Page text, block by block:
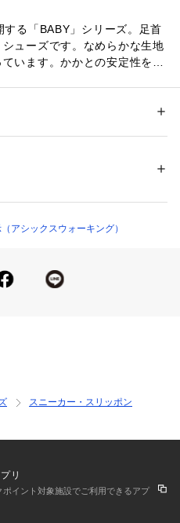
る「BABY」シリーズ。足首
ューズです。なめらかな生地
います。かかとの安定性を重
慮して設計した分割ソールは
ウォーターマジックを採用。
ト感の調節がしやすい2本ベ
アウターソール＝ゴム底
アシックスウォーキング）
スニーカー・スリッポン
リ
イント対象施設でご利用できるアプ